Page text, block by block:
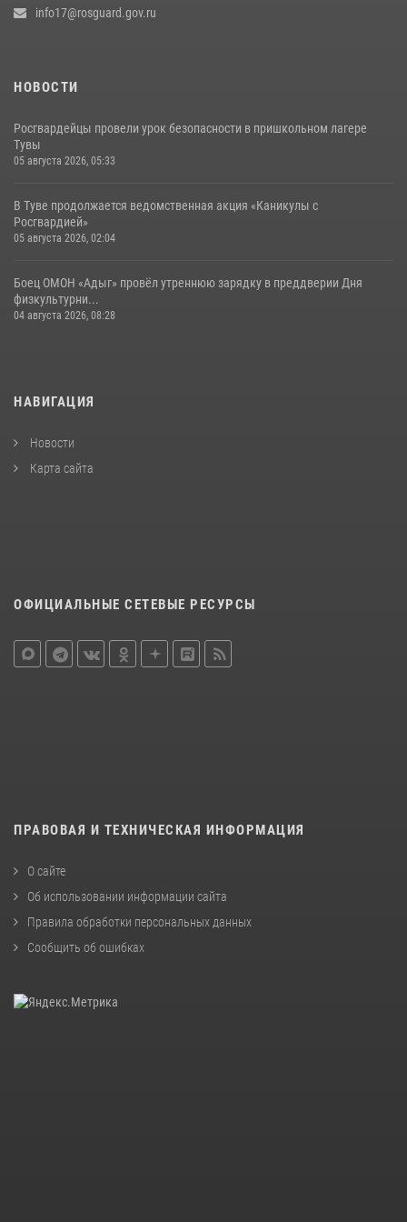
info17@rosguard.gov.ru
НОВОСТИ
Росгвардейцы провели урок безопасности в пришкольном лагере
Тувы
05 августа 2026, 05:33
В Туве продолжается ведомственная акция «Каникулы с
Росгвардией»
05 августа 2026, 02:04
Боец ОМОН «Адыг» провёл утреннюю зарядку в преддверии Дня
физкультурни...
04 августа 2026, 08:28
НАВИГАЦИЯ
Новости
Карта сайта
ОФИЦИАЛЬНЫЕ СЕТЕВЫЕ РЕСУРСЫ
ПРАВОВАЯ И ТЕХНИЧЕСКАЯ ИНФОРМАЦИЯ
О сайте
Об использовании информации сайта
Правила обработки персональных данных
Сообщить об ошибках